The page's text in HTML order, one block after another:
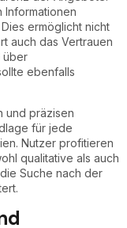
Informationen
ermöglicht nicht
auch das Vertrauen
über
ebenfalls
und präzisen
für jede
Nutzer profitieren
qualitative als auch
Suche nach der